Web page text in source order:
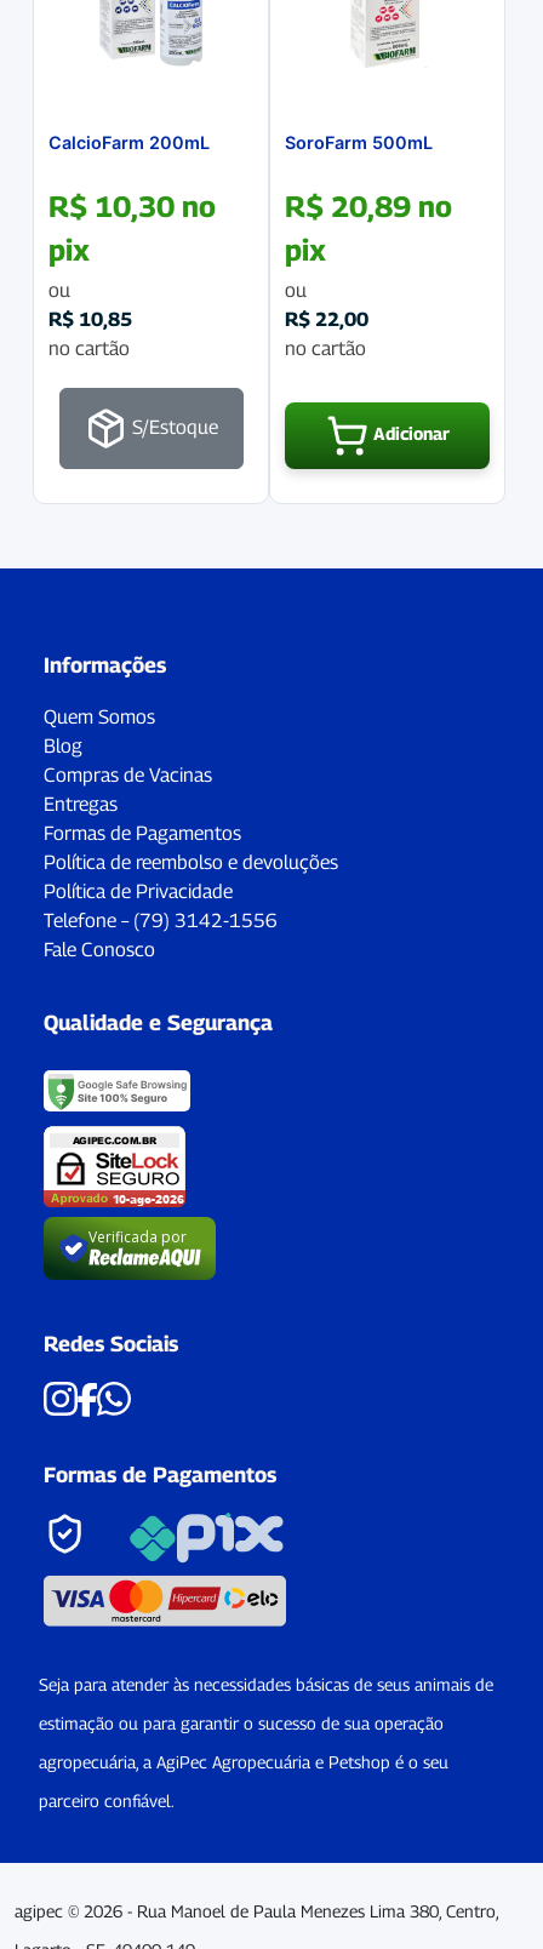
CalcioFarm 200mL
R$ 10,30 no
pix
ou
R$ 10,85
no cartão
S/Estoque
SoroFarm 500mL
R$ 20,89 no
pix
ou
R$ 22,00
no cartão
Adicionar
Informações
Quem Somos
Blog
Compras de Vacinas
Entregas
Formas de Pagamentos
Política de reembolso e devoluções
Política de Privacidade
Telefone – (79) 3142-1556
Fale Conosco
Qualidade e Segurança
Verificada por
Redes Sociais
Formas de Pagamentos
Seja para atender às necessidades básicas de seus animais de
estimação ou para garantir o sucesso de sua operação
agropecuária, a AgiPec Agropecuária e Petshop é o seu
parceiro confiável.
agipec © 2026 - Rua Manoel de Paula Menezes Lima 380, Centro,